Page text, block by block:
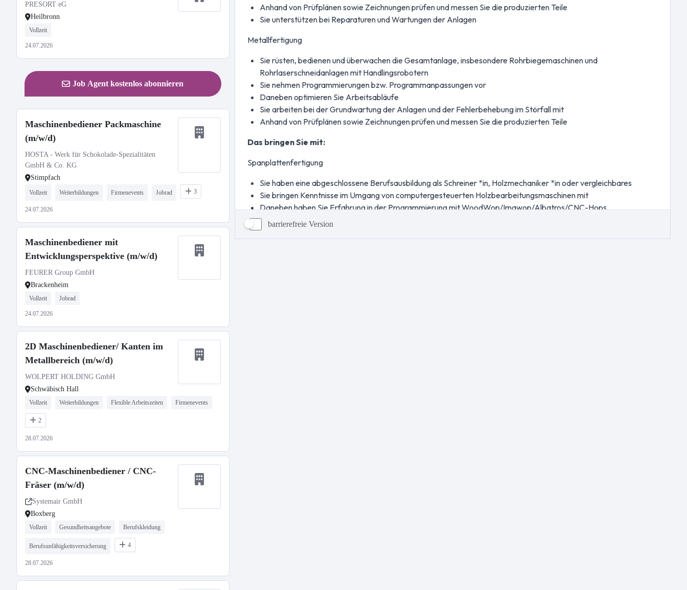
PRESORT eG
Heilbronn
Vollzeit
24.07.2026
Job Agent kostenlos abonnieren
Maschinenbediener Packmaschine
(m/w/d)
HOSTA - Werk für Schokolade-Spezialitäten
GmbH & Co. KG
Stimpfach
Vollzeit Weiterbildungen Firmenevents Jobrad 3
24.07.2026
Maschinenbediener mit
Entwicklungsperspektive (m/w/d)
FEURER Group GmbH
Brackenheim
Vollzeit Jobrad
24.07.2026
2D Maschinenbediener/ Kanten im
Metallbereich (m/w/d)
WOLPERT HOLDING GmbH
Schwäbisch Hall
Vollzeit Weiterbildungen Flexible Arbeitszeiten Firmenevents
2
28.07.2026
CNC-Maschinenbediener / CNC-
Fräser (m/w/d)
Systemair GmbH
Boxberg
Vollzeit Gesundheitsangebote Berufskleidung
Berufsunfähigkeitsversicherung 4
28.07.2026
barrierefreie Version